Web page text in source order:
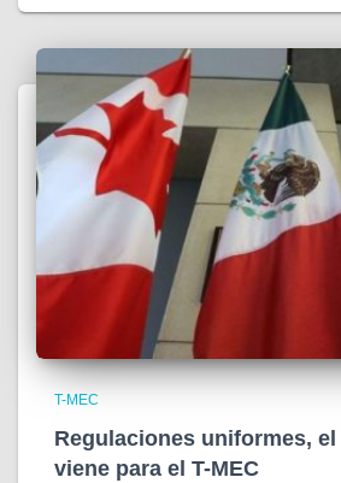
T-MEC
Regulaciones uniformes,
viene para el T-MEC